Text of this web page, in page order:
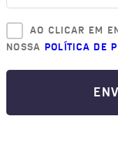
AO CLICAR EM
NOSSA
POLÍTICA DE